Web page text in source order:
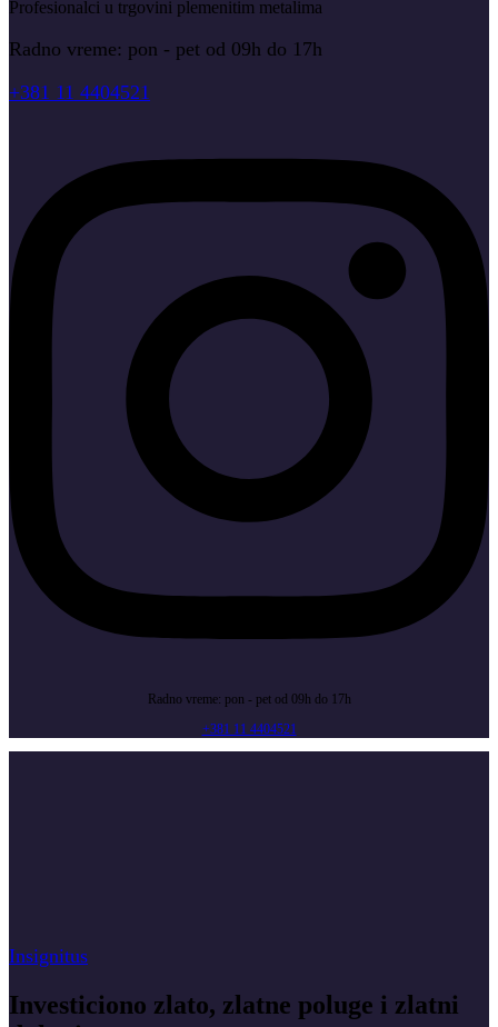
Profesionalci u trgovini plemenitim metalima
Radno vreme: pon - pet od 09h do 17h
+381 11 4404521
Radno vreme: pon - pet od 09h do 17h
+381 11 4404521
Insignitus
Investiciono zlato, zlatne poluge i zlatni